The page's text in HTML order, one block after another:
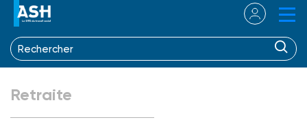
Retraite